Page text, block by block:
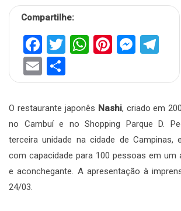
Compartilhe:
Facebook
Twitter
WhatsApp
Pinterest
Email
O restaurante japonês Nashi, criado em
no Cambuí e no Shopping Parque D.
terceira unidade na cidade de Campinas,
com capacidade para 100 pessoas em um
e aconchegante. A apresentação à
24/03.